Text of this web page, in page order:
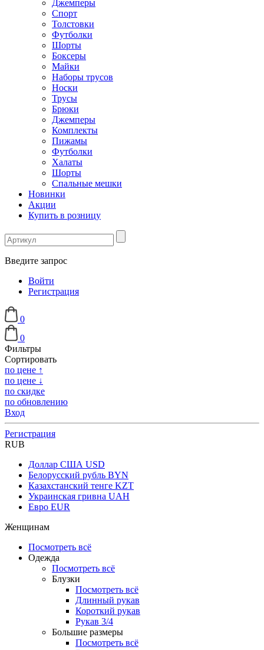
Джемперы
Спорт
Толстовки
Футболки
Шорты
Боксеры
Майки
Наборы трусов
Носки
Трусы
Брюки
Джемперы
Комплекты
Пижамы
Футболки
Халаты
Шорты
Спальные мешки
Новинки
Акции
Купить в розницу
Введите запрос
Войти
Регистрация
0
0
Фильтры
Сортировать
по цене ↑
по цене ↓
по скидке
по обновлению
Вход
Регистрация
RUB
Доллар США USD
Белорусский рубль BYN
Казахстанский тенге KZT
Украинская гривна UAH
Евро EUR
Женщинам
Посмотреть всё
Одежда
Посмотреть всё
Блузки
Посмотреть всё
Длинный рукав
Короткий рукав
Рукав 3/4
Большие размеры
Посмотреть всё